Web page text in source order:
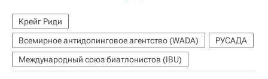
Крейг Риди
Всемирное антидопинговое агентство (WADA)
РУСАДА
Международный союз биатлонистов (IBU)